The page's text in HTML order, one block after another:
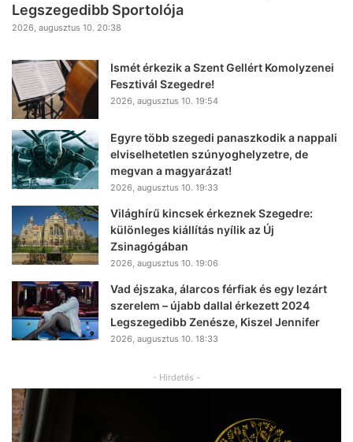
Legszegedibb Sportolója
2026, augusztus 10. 20:38
Ismét érkezik a Szent Gellért Komolyzenei
Fesztivál Szegedre!
2026, augusztus 10. 19:54
Egyre több szegedi panaszkodik a nappali
elviselhetetlen szúnyoghelyzetre, de
megvan a magyarázat!
2026, augusztus 10. 19:33
Világhírű kincsek érkeznek Szegedre:
különleges kiállítás nyílik az Új
Zsinagógában
2026, augusztus 10. 19:06
Vad éjszaka, álarcos férfiak és egy lezárt
szerelem – újabb dallal érkezett 2024
Legszegedibb Zenésze, Kiszel Jennifer
2026, augusztus 10. 18:33
- Hirdetés -